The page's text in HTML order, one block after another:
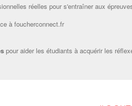
réelles pour s'entraîner aux
à foucherconnect.fr
pour aider les étudiants à acquérir les